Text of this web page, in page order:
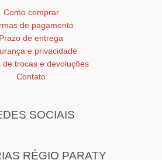
Como comprar
de pagamento
Prazo de entrega
e privacidade
de trocas e devoluções
Contato
SOCIAIS
RÉGIO PARATY